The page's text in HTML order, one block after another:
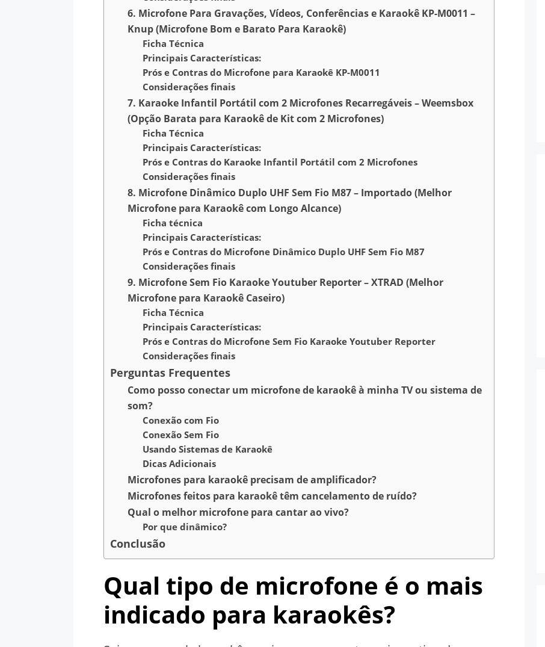
6. Microfone Para Gravações, Vídeos, Conferências e Karaokê KP-M0011 –
Knup (Microfone Bom e Barato Para Karaokê)
Ficha Técnica
Principais Características:
Prós e Contras do Microfone para Karaokê KP-M0011
Considerações finais
7. Karaoke Infantil Portátil com 2 Microfones Recarregáveis – Weemsbox
(Opção Barata para Karaokê de Kit com 2 Microfones)
Ficha Técnica
Principais Características:
Prós e Contras do Karaoke Infantil Portátil com 2 Microfones
Considerações finais
8. Microfone Dinâmico Duplo UHF Sem Fio M87 – Importado (Melhor
Microfone para Karaokê com Longo Alcance)
Ficha técnica
Principais Características:
Prós e Contras do Microfone Dinâmico Duplo UHF Sem Fio M87
Considerações finais
9. Microfone Sem Fio Karaoke Youtuber Reporter – XTRAD (Melhor
Microfone para Karaokê Caseiro)
Ficha Técnica
Principais Características:
Prós e Contras do Microfone Sem Fio Karaoke Youtuber Reporter
Considerações finais
Perguntas Frequentes
Como posso conectar um microfone de karaokê à minha TV ou sistema de
som?
Conexão com Fio
Conexão Sem Fio
Usando Sistemas de Karaokê
Dicas Adicionais
Microfones para karaokê precisam de amplificador?
Microfones feitos para karaokê têm cancelamento de ruído?
Qual o melhor microfone para cantar ao vivo?
Por que dinâmico?
Conclusão
Qual tipo de microfone é o mais
indicado para karaokês?